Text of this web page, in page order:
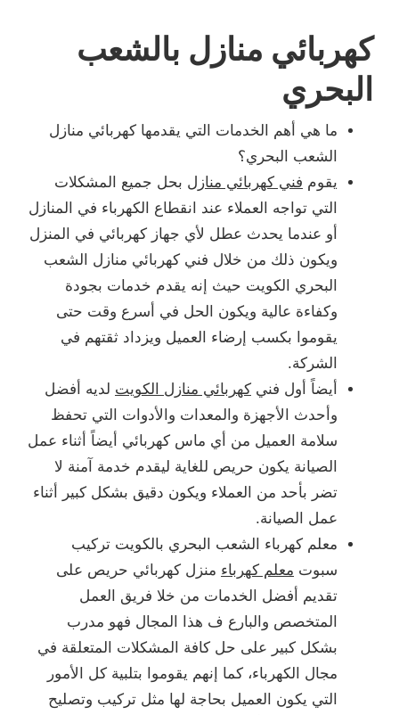
كهربائي منازل بالشعب
البحري
ما هي أهم الخدمات التي يقدمها كهربائي منازل
الشعب البحري؟
يقوم فني كهربائي منازل بحل جميع المشكلات
التي تواجه العملاء عند انقطاع الكهرباء في المنازل
أو عندما يحدث عطل لأي جهاز كهربائي في المنزل
ويكون ذلك من خلال فني كهربائي منازل الشعب
البحري الكويت حيث إنه يقدم خدمات بجودة
وكفاءة عالية ويكون الحل في أسرع وقت حتى
يقوموا بكسب إرضاء العميل ويزداد ثقتهم في
الشركة.
أيضاً أول فني كهربائي منازل الكويت لديه أفضل
وأحدث الأجهزة والمعدات والأدوات التي تحفظ
سلامة العميل من أي ماس كهربائي أيضاً أثناء عمل
الصيانة يكون حريص للغاية ليقدم خدمة آمنة لا
تضر بأحد من العملاء ويكون دقيق بشكل كبير أثناء
عمل الصيانة.
معلم كهرباء الشعب البحري بالكويت تركيب
سبوت معلم كهرباء منزل كهربائي حريص على
تقديم أفضل الخدمات من خلا فريق العمل
المتخصص والبارع ف هذا المجال فهو مدرب
بشكل كبير على حل كافة المشكلات المتعلقة في
مجال الكهرباء، كما إنهم يقوموا بتلبية كل الأمور
التي يكون العميل بحاجة لها مثل تركيب وتصليح